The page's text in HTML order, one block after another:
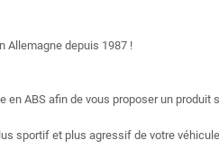
Allemagne depuis 1987 !
ABS afin de vous proposer un produit
sportif et plus agressif de votre